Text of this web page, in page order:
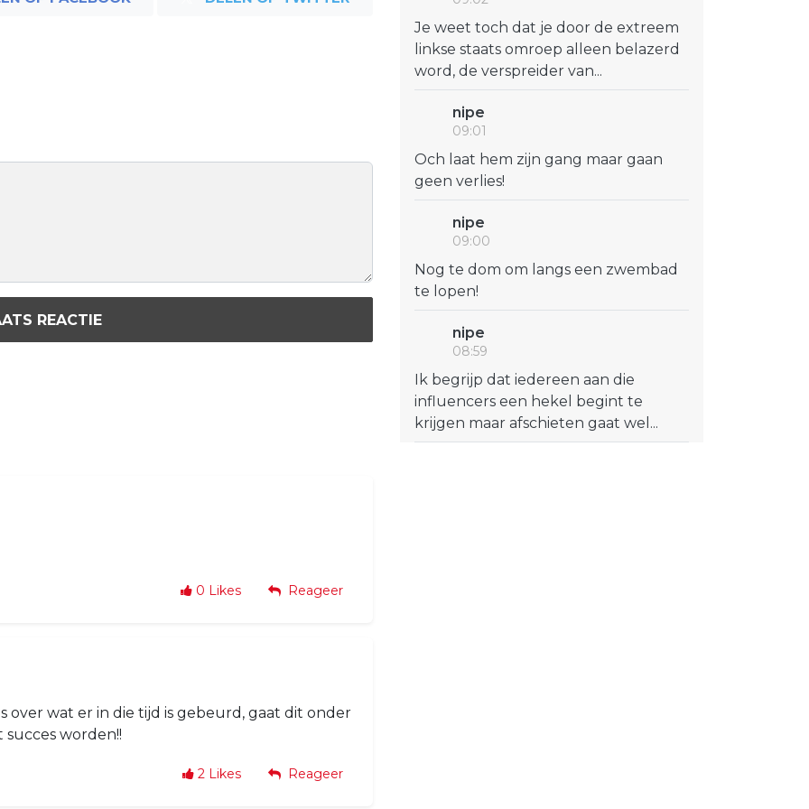
REACTIE
0 Likes Reageer
over wat er in die tijd is gebeurd, gaat dit onder
worden!!
2 Likes Reageer
Je weet toch dat je door de extreem
linkse staats omroep alleen belazerd
word, de verspreider van...
nipe
09:01
Och laat hem zijn gang maar gaan
geen verlies!
nipe
09:00
Nog te dom om langs een zwembad
te lopen!
nipe
08:59
Ik begrijp dat iedereen aan die
influencers een hekel begint te
krijgen maar afschieten gaat wel...